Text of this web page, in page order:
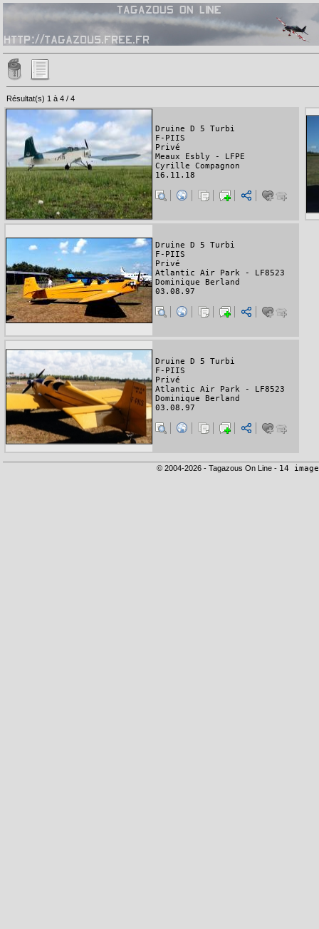
Résultat(s) 1 à 4 / 4
Druine D 5 Turbi
F-PIIS
Privé
Meaux Esbly - LFPE
Cyrille Compagnon
16.11.18
Druine D 5 Turbi
F-PIIS
Privé
Atlantic Air Park - LF8523
Dominique Berland
03.08.97
Druine D 5 Turbi
F-PIIS
Privé
Atlantic Air Park - LF8523
Dominique Berland
03.08.97
© 2004-2026 - Tagazous On Line - 14